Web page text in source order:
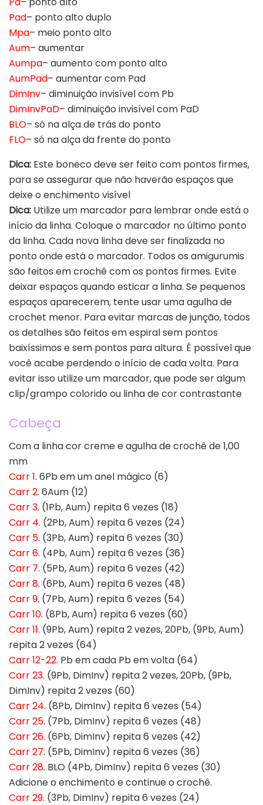
Pad– ponto alto duplo
Mpa– meio ponto alto
Aum– aumentar
Aumpa– aumento com ponto alto
AumPad– aumentar com Pad
DimInv– diminuição invisível com Pb
DimInvPaD– diminuição invisível com PaD
BLO– só na alça de trás do ponto
FLO– só na alça da frente do ponto
Dica: Este boneco deve ser feito com pontos firmes,
para se assegurar que não haverão espaços que
deixe o enchimento visível
Dica: Utilize um marcador para lembrar onde está o
início da linha. Coloque o marcador no último ponto
da linha. Cada nova linha deve ser finalizada no
ponto onde está o marcador. Todos os amigurumis
são feitos em crochê com os pontos firmes. Evite
deixar espaços quando esticar a linha. Se pequenos
espaços aparecerem, tente usar uma agulha de
crochet menor. Para evitar marcas de junção, todos
os detalhes são feitos em espiral sem pontos
baixíssimos e sem pontos para altura. É possível que
você acabe perdendo o início de cada volta. Para
evitar isso utilize um marcador, que pode ser algum
clip/grampo colorido ou linha de cor contrastante
Cabeça
Com a linha cor creme e agulha de crochê de 1,00
mm
Carr 1. 6Pb em um anel mágico (6)
Carr 2. 6Aum (12)
Carr 3. (1Pb, Aum) repita 6 vezes (18)
Carr 4. (2Pb, Aum) repita 6 vezes (24)
Carr 5. (3Pb, Aum) repita 6 vezes (30)
Carr 6. (4Pb, Aum) repita 6 vezes (36)
Carr 7. (5Pb, Aum) repita 6 vezes (42)
Carr 8. (6Pb, Aum) repita 6 vezes (48)
Carr 9. (7Pb, Aum) repita 6 vezes (54)
Carr 10. (8Pb, Aum) repita 6 vezes (60)
Carr 11. (9Pb, Aum) repita 2 vezes, 20Pb, (9Pb, Aum)
repita 2 vezes (64)
Carr 12-22. Pb em cada Pb em volta (64)
Carr 23. (9Pb, DimInv) repita 2 vezes, 20Pb, (9Pb,
DimInv) repita 2 vezes (60)
Carr 24. (8Pb, DimInv) repita 6 vezes (54)
Carr 25. (7Pb, DimInv) repita 6 vezes (48)
Carr 26. (6Pb, DimInv) repita 6 vezes (42)
Carr 27. (5Pb, DimInv) repita 6 vezes (36)
Carr 28. BLO (4Pb, DimInv) repita 6 vezes (30)
Adicione o enchimento e continue o crochê.
Carr 29. (3Pb, DimInv) repita 6 vezes (24)